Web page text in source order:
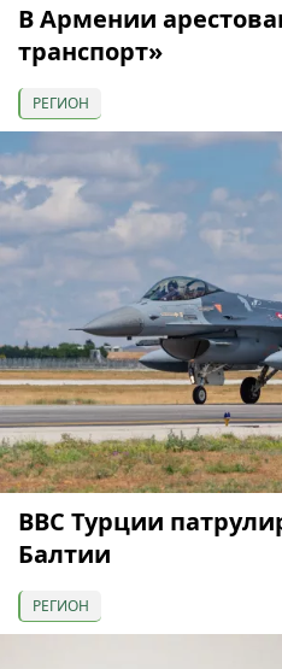
В Армении
транспорт»
РЕГИОН
ВВС Турции
Балтии
РЕГИОН